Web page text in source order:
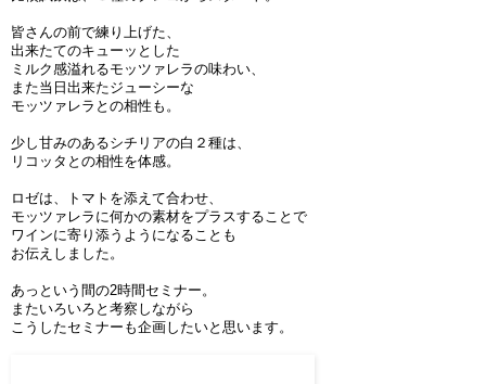
皆さんの前で練り上げた、
出来たてのキューッとした
ミルク感溢れるモッツァレラの味わい、
また当日出来たジューシーな
モッツァレラとの相性も。
少し甘みのあるシチリアの白２種は、
リコッタとの相性を体感。
ロゼは、トマトを添えて合わせ、
モッツァレラに何かの素材をプラスすることで
ワインに寄り添うようになることも
お伝えしました。
あっという間の2時間セミナー。
またいろいろと考察しながら
こうしたセミナーも企画したいと思います。